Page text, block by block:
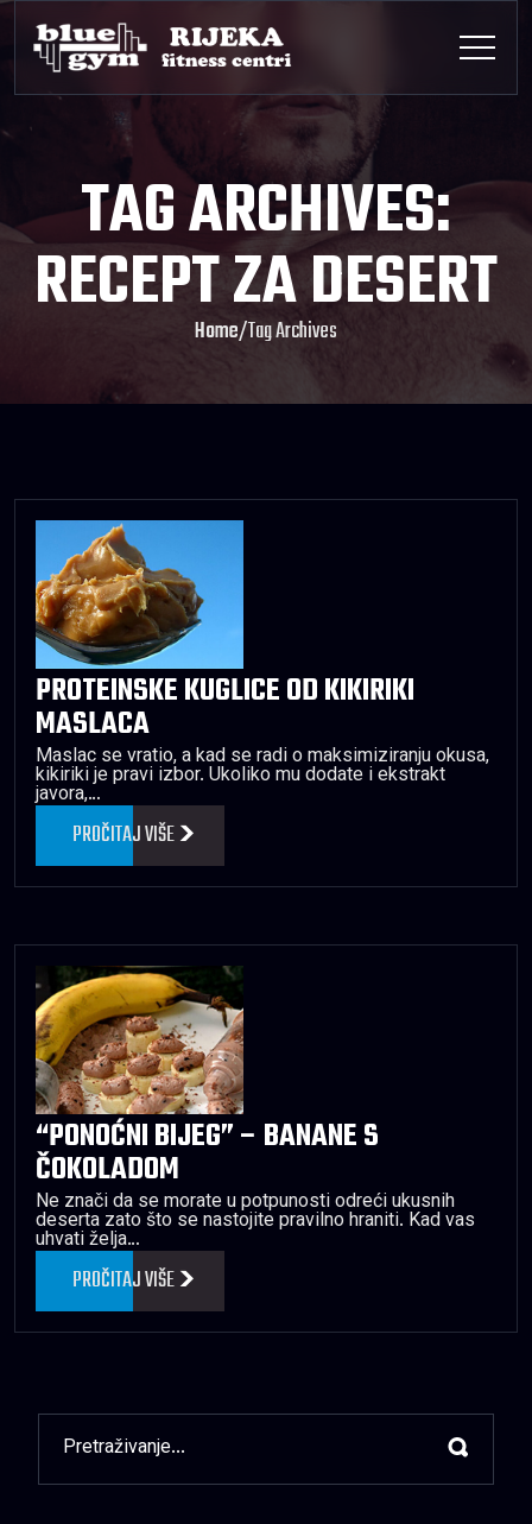
TAG ARCHIVES:
RECEPT ZA DESERT
Home/Tag Archives
PROTEINSKE KUGLICE OD KIKIRIKI
MASLACA
Maslac se vratio, a kad se radi o maksimiziranju okusa,
kikiriki je pravi izbor. Ukoliko mu dodate i ekstrakt
javora,…
PROČITAJ VIŠE
“PONOĆNI BIJEG” – BANANE S
ČOKOLADOM
Ne znači da se morate u potpunosti odreći ukusnih
deserta zato što se nastojite pravilno hraniti. Kad vas
uhvati želja…
PROČITAJ VIŠE